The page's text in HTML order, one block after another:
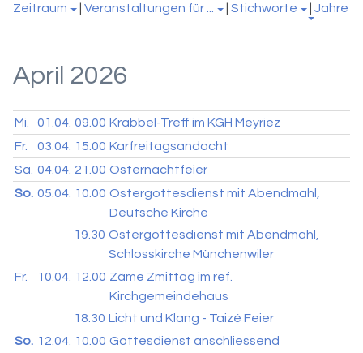
Zeitraum Veranstaltungen für ... Stichworte Jahre
April 2026
Mi. 01.04. 09.00 Krabbel-Treff im KGH Meyriez
Fr.
03.04. 15.00 Karfreitagsandacht
Sa. 04.04. 21.00 Osternachtfeier
So. 05.04. 10.00 Ostergottesdienst mit Abendmahl,
Deutsche Kirche
19.30 Ostergottesdienst mit Abendmahl,
Schlosskirche Münchenwiler
Fr.
10.04. 12.00 Zäme Zmittag im ref.
Kirchgemeindehaus
18.30 Licht und Klang - Taizé Feier
So. 12.04. 10.00 Gottesdienst anschliessend